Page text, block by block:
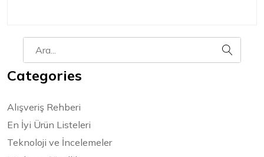
Categories
Alışveriş Rehberi
En İyi Ürün Listeleri
Teknoloji ve İncelemeler